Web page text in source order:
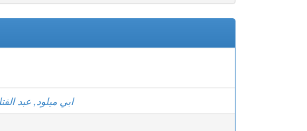
ابي ميلود, عبد